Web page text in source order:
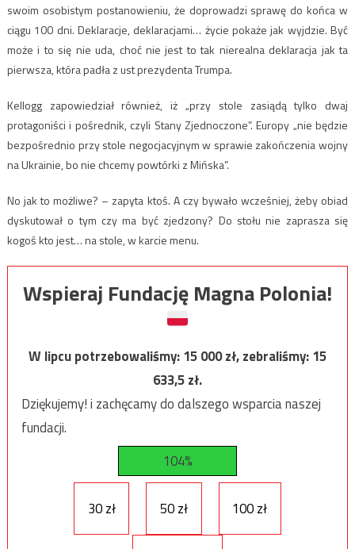
swoim osobistym postanowieniu, że doprowadzi sprawę do końca w
ciągu 100 dni. Deklaracje, deklaracjami… życie pokaże jak wyjdzie. Być
może i to się nie uda, choć nie jest to tak nierealna deklaracja jak ta
pierwsza, która padła z ust prezydenta Trumpa.
Kellogg zapowiedział również, iż „przy stole zasiądą tylko dwaj
protagoniści i pośrednik, czyli Stany Zjednoczone”. Europy „nie będzie
bezpośrednio przy stole negocjacyjnym w sprawie zakończenia wojny
na Ukrainie, bo nie chcemy powtórki z Mińska”.
No jak to możliwe? – zapyta ktoś. A czy bywało wcześniej, żeby obiad
dyskutował o tym czy ma być zjedzony? Do stołu nie zaprasza się
kogoś kto jest… na stole, w karcie menu.
Wspieraj Fundację Magna Polonia!
W lipcu potrzebowaliśmy:15 000zł, zebraliśmy:15
633,5zł.
Dziękujemy! i zachęcamy do dalszego wsparcia naszej
fundacji.
104%
30 zł 50 zł 100 zł